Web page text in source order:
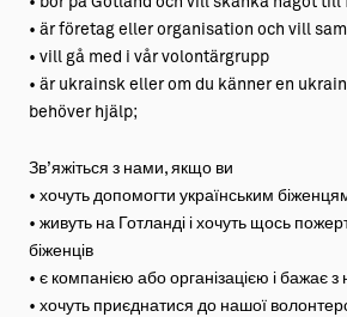
→ Idrottsliv
→ Tonårsliv
• är företag eller organisation och vill
• vill gå med i vår volontärgrupp
• är ukrainsk eller om du känner en
behöver hjälp;
Зв’яжіться з нами, якщо ви
• хочуть допомогти українським
• живуть на Готланді і хочуть щось
біженців
• є компанією або організацією і бажає
• хочуть приєднатися до нашої